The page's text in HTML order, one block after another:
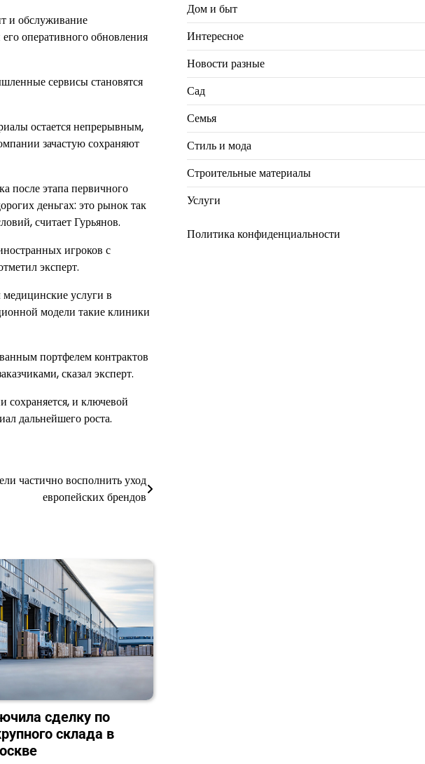
и обслуживание
оперативного обновления
сервисы становятся
остается непрерывным,
зачастую сохраняют
после этапа первичного
деньгах: это рынок так
считает Гурьянов.
игроков с
эксперт.
услуги в
модели такие клиники
портфелем контрактов
сказал эксперт.
сохраняется, и ключевой
дальнейшего роста.
частично восполнить уход
европейских брендов
сделку по
склада в
Дом и быт
Интересное
Новости разные
Сад
Семья
Стиль и мода
Строительные материалы
Услуги
Политика конфиденциальности